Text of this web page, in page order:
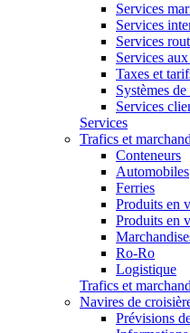
Services
Services
Services
Services
Taxes et
Systèmes
Services
Services
Trafics et
Conteneurs
Automobiles
Ferries
Produits en
Produits en
Ro-Ro
Logistique
Trafics et
Navires de
Prévisions